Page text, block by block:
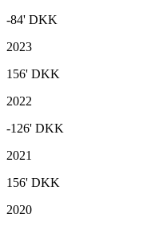
-84' DKK
2023
156' DKK
2022
-126' DKK
2021
156' DKK
2020